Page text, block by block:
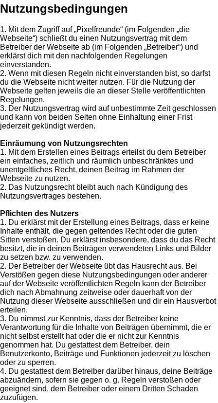
Nutzungsbedingungen
1. Mit dem Zugriff auf „Pixelfreunde“ (im Folgenden „die
Webseite“) schließt du einen Nutzungsvertrag mit dem
Betreiber der Webseite ab (im Folgenden „Betreiber“) und
erklärst dich mit den nachfolgenden Regelungen
einverstanden.
2. Wenn mit diesen Regeln nicht einverstanden bist, so darfst
du die Webseite nicht weiter nutzen. Für die Nutzung der
Webseite gelten jeweils die an dieser Stelle veröffentlichten
Regelungen.
3. Der Nutzungsvertrag wird auf unbestimmte Zeit geschlossen
und kann von beiden Seiten ohne Einhaltung einer Frist
jederzeit gekündigt werden.
Einräumung von Nutzungsrechten
1. Mit dem Erstellen eines Beitrags erteilst du dem Betreiber
ein einfaches, zeitlich und räumlich unbeschränktes und
unentgeltliches Recht, deinen Beitrag im Rahmen der
Webseite zu nutzen.
2. Das Nutzungsrecht bleibt auch nach Kündigung des
Nutzungsvertrages bestehen.
Pflichten des Nutzers
1. Du erklärst mit der Erstellung eines Beitrags, dass er keine
Inhalte enthält, die gegen geltendes Recht oder die guten
Sitten verstoßen. Du erklärst insbesondere, dass du das Recht
besitzt, die in deinen Beiträgen verwendeten Links und Bilder
zu setzen bzw. zu verwenden.
2. Der Betreiber der Webseite übt das Hausrecht aus. Bei
Verstößen gegen diese Nutzungsbedingungen oder anderer
auf der Webseite veröffentlichten Regeln kann der Betreiber
dich nach Abmahnung zeitweise oder dauerhaft von der
Nutzung dieser Webseite ausschließen und dir ein Hausverbot
erteilen.
3. Du nimmst zur Kenntnis, dass der Betreiber keine
Verantwortung für die Inhalte von Beiträgen übernimmt, die er
nicht selbst erstellt hat oder die er nicht zur Kenntnis
genommen hat. Du gestattest dem Betreiber, dein
Benutzerkonto, Beiträge und Funktionen jederzeit zu löschen
oder zu sperren.
4. Du gestattest dem Betreiber darüber hinaus, deine Beiträge
abzuändern, sofern sie gegen o. g. Regeln verstoßen oder
geeignet sind, dem Betreiber oder einem Dritten Schaden
zuzufügen.